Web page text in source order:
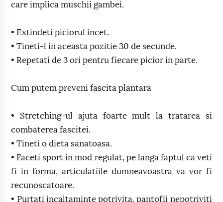
care implica muschii gambei.
• Extindeti piciorul incet.
• Tineti-l in aceasta pozitie 30 de secunde.
• Repetati de 3 ori pentru fiecare picior in parte.
Cum putem preveni fascita plantara
• Stretching-ul ajuta foarte mult la tratarea si
combaterea fascitei.
• Tineti o dieta sanatoasa.
• Faceti sport in mod regulat, pe langa faptul ca veti
fi in forma, articulatiile dumneavoastra va vor fi
recunoscatoare.
• Purtati incaltaminte potrivita, pantofii nepotriviti